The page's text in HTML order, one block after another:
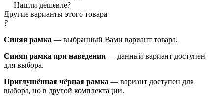
Нашли дешевле?
Другие варианты этого товара
?
Синяя рамка — выбранный Вами вариант товара.
Синяя рамка при наведении — данный вариант доступен
для выбора.
Приглушённая чёрная рамка — вариант доступен для
выбора, но в другой комплектации.